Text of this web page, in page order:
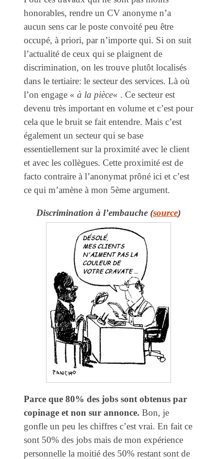
honorables, rendre un CV anonyme n’a
aucun sens car le poste convoité peu être
occupé, à priori, par n’importe qui. Si on suit
l’actualité de ceux qui se plaignent de
discrimination, on les trouve plutôt localisés
dans le tertiaire: le secteur des services. Là où
l’on engage « à la pièce« . Ce secteur est
devenu très important en volume et c’est pour
cela que le bruit se fait entendre. Mais c’est
également un secteur qui se base
essentiellement sur la proximité avec le client
et avec les collègues. Cette proximité est de
facto contraire à l’anonymat prôné ici et c’est
ce qui m’amène à mon 5ème argument.
Discrimination à l’embauche (source)
Parce que 80% des jobs sont obtenus par
copinage et non sur annonce. Bon, je
gonfle un peu les chiffres c’est vrai. En fait ce
sont 50% des jobs mais de mon expérience
personnelle la moitié des 50% restant sont de